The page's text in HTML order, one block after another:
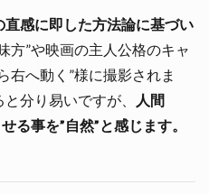
直感に即した方法論に基づい
方”や映画の主人公格のキャ
右へ動く”様に撮影されま
分り易いですが、
人間
る事を”自然”と感じます。